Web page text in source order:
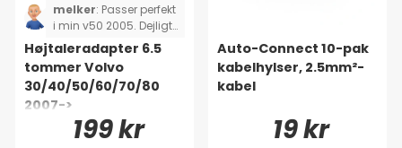
melker: Passer perfekt
i min v50 2005. Dejligt
ikke at skulle lave mere
arbejde og bare skulle
skrue den i.
Højtaleradapter 6.5
tommer Volvo
30/40/50/60/70/80
2007->
199 kr
Auto-Connect 10-pak
kabelhylser, 2.5mm²-
kabel
19 kr